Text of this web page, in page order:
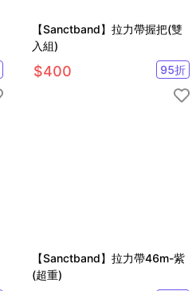
【Sanctband】拉力帶握把(雙
入組)
$400 95折
【Sanctband】拉力帶46m-紫
(超重)